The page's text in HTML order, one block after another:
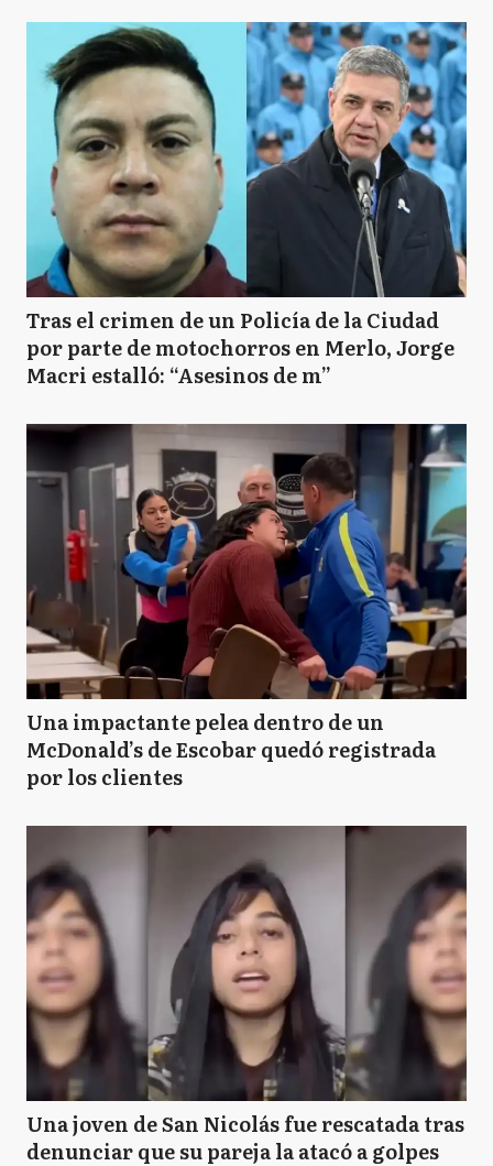
Tras el crimen de un Policía de la Ciudad
por parte de motochorros en Merlo, Jorge
Macri estalló: “Asesinos de m”
Una impactante pelea dentro de un
McDonald’s de Escobar quedó registrada
por los clientes
Una joven de San Nicolás fue rescatada tras
denunciar que su pareja la atacó a golpes